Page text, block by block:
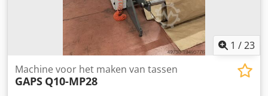
een grote hoeveelheid opties biedt. Indien de eisen in de
toekomst hoger komen te liggen, dan is er nog steeds de
mogelijkheid om de bestaande printer-configuratie uit te
breiden met aanvullende functies.
1 /23
Machine voor het maken van tassen
GAPS Q10-MP28